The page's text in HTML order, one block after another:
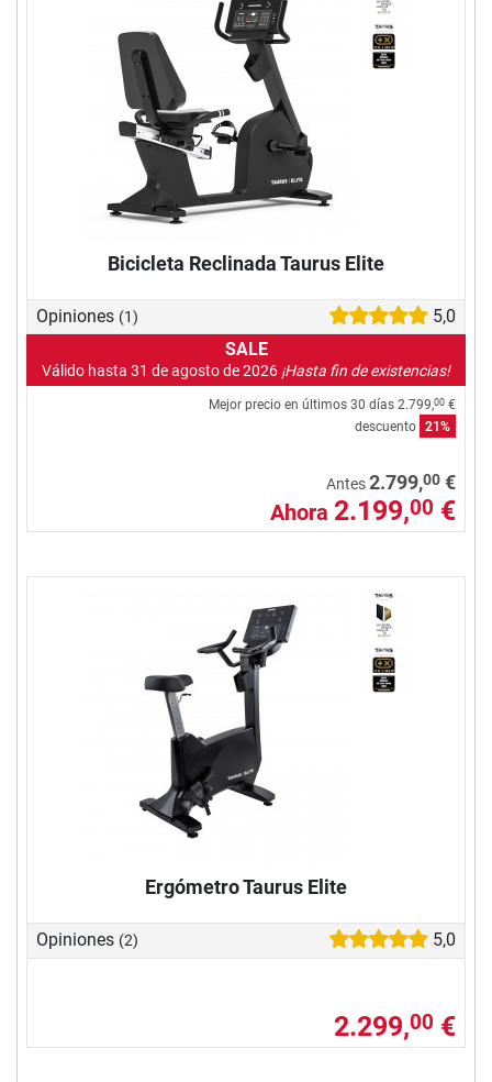
Bicicleta Reclinada Taurus Elite
Opiniones (1)
5,0
SALE
Válido hasta 31 de agosto de 2026 ¡Hasta fin de existencias!
Mejor precio en últimos 30 días 2.799,00 €
descuento 21%
Antes2.799,00 €
Ahora 2.199,00 €
Ergómetro Taurus Elite
Opiniones (2) 5,0
2.299,00 €